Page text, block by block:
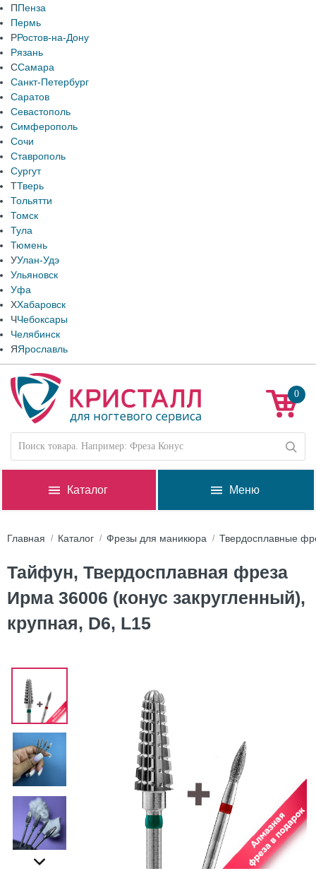
ППенза
Пермь
РРостов-на-Дону
Рязань
ССамара
Санкт-Петербург
Саратов
Севастополь
Симферополь
Сочи
Ставрополь
Сургут
ТТверь
Тольятти
Томск
Тула
Тюмень
УУлан-Удэ
Ульяновск
Уфа
ХХабаровск
ЧЧебоксары
Челябинск
ЯЯрославль
0
Каталог Меню
Главная Каталог Фрезы для маникюра Твердосплавные
Тайфун, Твердосплавная фреза
Ирма 36006 (конус закругленный),
крупная, D6, L15